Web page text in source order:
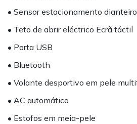
• Sensor estacionamento
• Teto de abrir eléctrico Ecrã táctil
• Porta USB
• Bluetooth
• Volante desportivo em pele
• AC automático
• Estofos em meia-pele